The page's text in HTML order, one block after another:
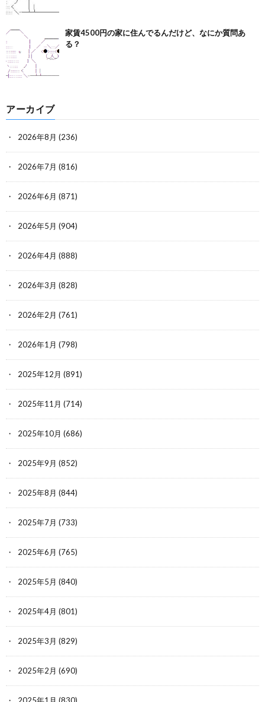
家賃4500円の家に住んでるんだけど、なにか質問あ
る？
アーカイブ
2026年8月 (236)
2026年7月 (816)
2026年6月 (871)
2026年5月 (904)
2026年4月 (888)
2026年3月 (828)
2026年2月 (761)
2026年1月 (798)
2025年12月 (891)
2025年11月 (714)
2025年10月 (686)
2025年9月 (852)
2025年8月 (844)
2025年7月 (733)
2025年6月 (765)
2025年5月 (840)
2025年4月 (801)
2025年3月 (829)
2025年2月 (690)